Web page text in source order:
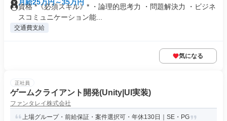
月給25万円～35万円
資格 *《必須スキル》* ・論理的思考力 ・問題解決力 ・ビジネ
スコミュニケーション能...
交通費支給
気になる
正社員
ゲームクライアント開発(Unity|UI実装)
ファンタレイ株式会社
上場グループ・前給保証・案件選択可・年休130日｜SE・PG